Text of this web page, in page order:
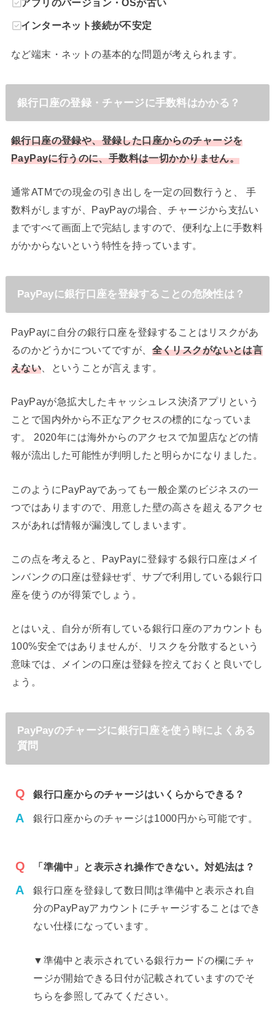
インターネット接続が不安定
など端末・ネットの基本的な問題が考えられます。
銀行口座の登録・チャージに手数料はかかる？
銀行口座の登録や、登録した口座からのチャージを
PayPayに行うのに、手数料は一切かかりません。
通常ATMでの現金の引き出しを一定の回数行うと、 手
数料がしますが、PayPayの場合、チャージから支払い
まですべて画面上で完結しますので、便利な上に手数料
がかからないという特性を持っています。
PayPayに銀行口座を登録することの危険性は？
PayPayに自分の銀行口座を登録することはリスクがあ
るのかどうかについてですが、 全くリスクがないとは言
えない 、ということが言えます。
PayPayが急拡大したキャッシュレス決済アプリという
ことで国内外から不正なアクセスの標的になっていま
す。 2020年には海外からのアクセスで加盟店などの情
報が流出した可能性が判明したと明らかになりました。
このようにPayPayであっても一般企業のビジネスの一
つではありますので、用意した壁の高さを超えるアクセ
スがあれば情報が漏洩してしまいます。
この点を考えると、PayPayに登録する銀行口座はメイ
ンバンクの口座は登録せず、サブで利用している銀行口
座を使うのが得策でしょう。
とはいえ、自分が所有している銀行口座のアカウントも
100%安全ではありませんが、リスクを分散するという
意味では、メインの口座は登録を控えておくと良いでし
ょう。
PayPayのチャージに銀行口座を使う時によくある
質問
銀行口座からのチャージはいくらからできる？
銀行口座からのチャージは1000円から可能です。
「準備中」と表示され操作できない。対処法は？
銀行口座を登録して数日間は準備中と表示され自
分のPayPayアカウントにチャージすることはでき
ない仕様になっています。
▼準備中と表示されている銀行カードの欄にチャ
ージが開始できる日付が記載されていますのでそ
ちらを参照してみてください。